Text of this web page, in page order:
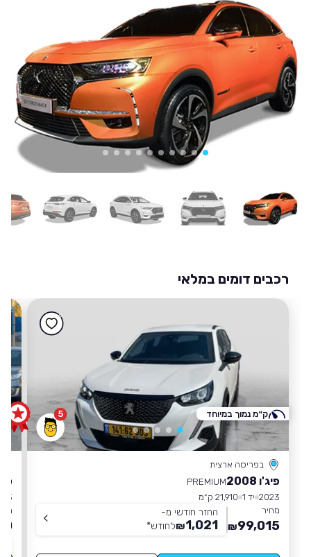
רכבים דומים במלאי
5
בפריסה ארצית
פיג'ו 2008
PREMIUM
2023 יד 1
21,910 ק״מ
מחיר
99,015
₪
החזר חודשי מ-
1,021
₪לחודש*
ק״מ נמוך במיוחד